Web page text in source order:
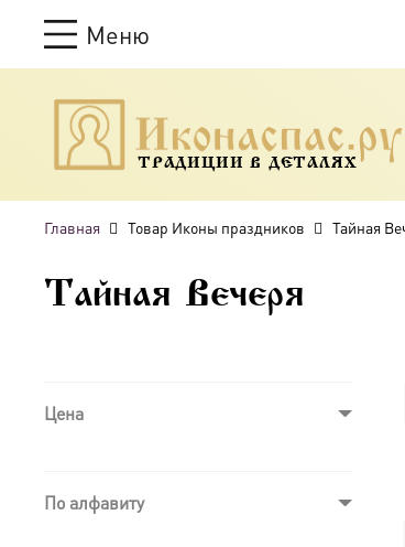
Меню
ТРАДИЦИИ В ДЕТАЛЯХ
Главная Товар Иконы праздников Тайная
Тайная Вечеря
Цена
По алфавиту